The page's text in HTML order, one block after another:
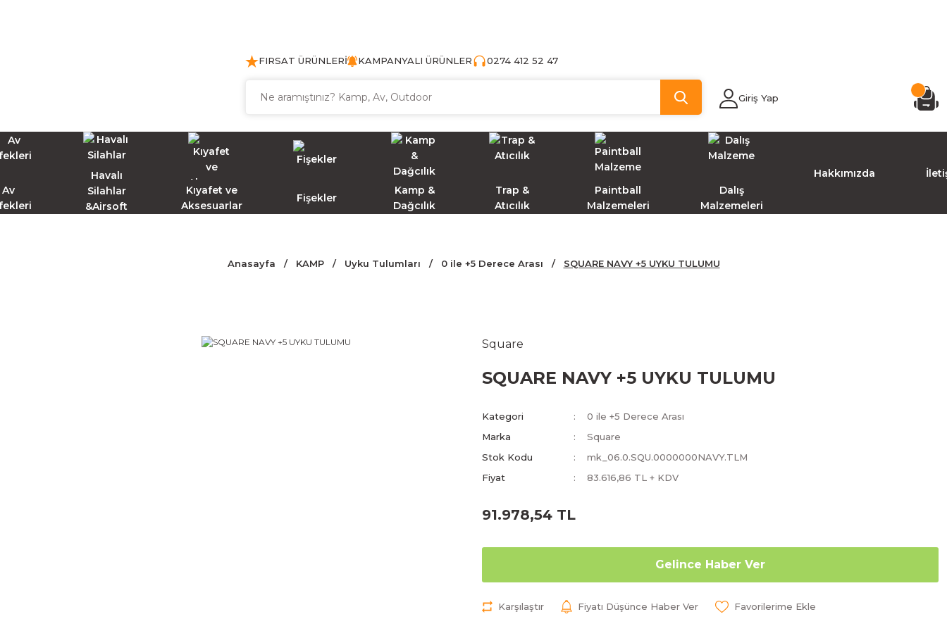
FIRSAT ÜRÜNLERİ KAMPANYALI ÜRÜNLER 0274 412 52 47
Giriş Yap
Av
Havalı
Silahlar
&Airsoft
Kıyafet ve
Aksesuarlar
Fişekler
Kamp &
Dağcılık
Trap &
Atıcılık
Paintball
Malzemeleri
Dalış
Malzemeleri
Hakkımızda
Anasayfa KAMP Uyku Tulumları 0 ile +5 Derece Arası SQUARE NAVY +5 UYKU TULUMU
Square
SQUARE NAVY +5 UYKU TULUMU
Kategori
0 ile +5 Derece Arası
Marka
Square
Stok Kodu
mk_06.0.SQU.0000000NAVY.TLM
Fiyat
83.616,86 TL + KDV
91.978,54 TL
Gelince Haber Ver
Karşılaştır Fiyatı Düşünce Haber Ver